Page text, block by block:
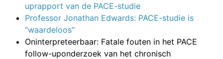
uprapport van de PACE-studie
Professor Jonathan Edwards: PACE-studie is
“waardeloos”
Oninterpreteerbaar: Fatale fouten in het PACE
follow-uponderzoek van het chronisch